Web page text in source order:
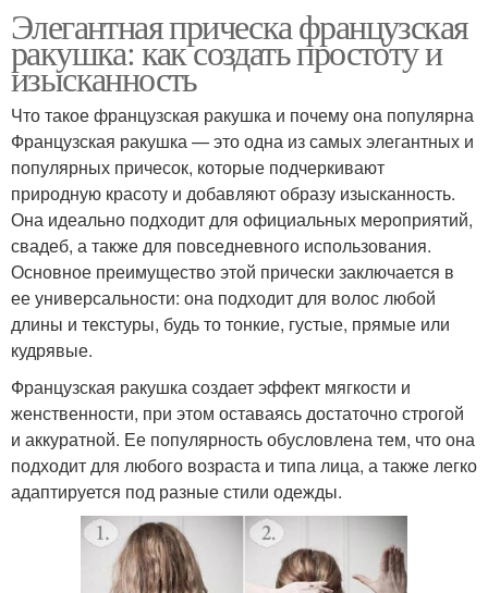
Элегантная прическа французская
ракушка: как создать простоту и
изысканность
Что такое французская ракушка и почему она популярна
Французская ракушка — это одна из самых элегантных и
популярных причесок, которые подчеркивают
природную красоту и добавляют образу изысканность.
Она идеально подходит для официальных мероприятий,
свадеб, а также для повседневного использования.
Основное преимущество этой прически заключается в
ее универсальности: она подходит для волос любой
длины и текстуры, будь то тонкие, густые, прямые или
кудрявые.
Французская ракушка создает эффект мягкости и
женственности, при этом оставаясь достаточно строгой
и аккуратной. Ее популярность обусловлена тем, что она
подходит для любого возраста и типа лица, а также легко
адаптируется под разные стили одежды.